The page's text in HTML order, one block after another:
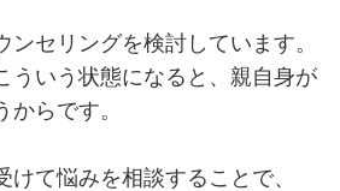
ンセリングを検討しています。
ういう状態になると、親自身が
らです。
けて悩みを相談することで、